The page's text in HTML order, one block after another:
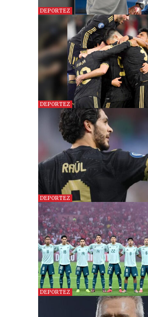
DEPORTEZ
DEPORTEZ
DEPORTEZ
DEPORTEZ